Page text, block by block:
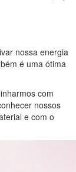
nossa energia
é uma ótima
com
nossos
e com o